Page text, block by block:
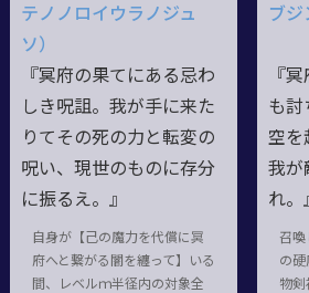
テノノロイウラノジュ
ソ）
『冥府の果てにある忌わ
しき呪詛。我が手に来た
りてその死の力と転変の
呪い、現世のものに存分
に振るえ。』
自身が【己の魔力を代償に冥
府へと繋がる闇を纏って】いる
間、レベルｍ半径内の対象全
ブジ
『
も討
空を
我が
れ。
召
の
物剣